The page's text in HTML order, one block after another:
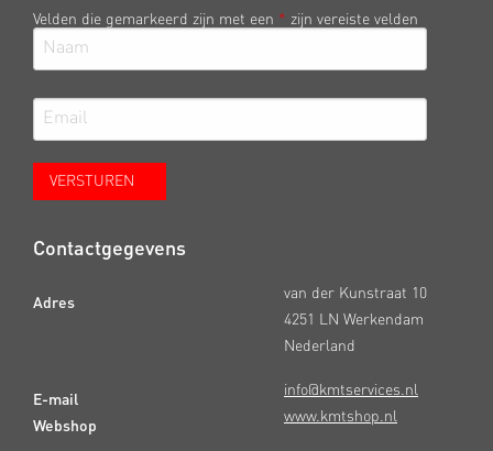
Velden die gemarkeerd zijn met een * zijn vereiste velden
Contactgegevens
Adres
E-mail
Webshop
van der Kunstraat 10
4251 LN Werkendam
Nederland
info@kmtservices.nl
www.kmtshop.nl